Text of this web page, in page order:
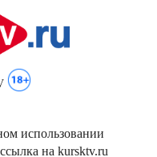
использовании
на kursktv.ru